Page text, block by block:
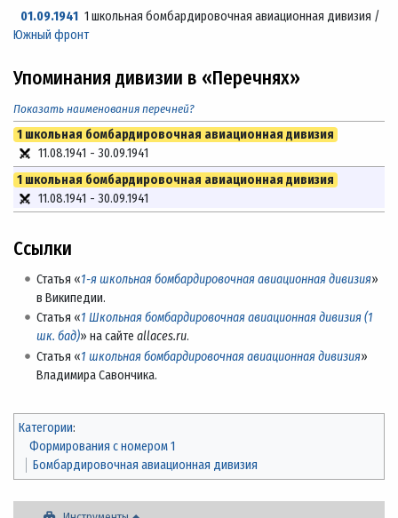
01.09.19411 школьная бомбардировочная авиационная дивизия /
Южный фронт
Упоминания дивизии в «Перечнях»
Показать наименования перечней?
1 школьная бомбардировочная авиационная дивизия
11.08.1941 - 30.09.1941
1 школьная бомбардировочная авиационная дивизия
11.08.1941 - 30.09.1941
Ссылки
Статья «1-я школьная бомбардировочная авиационная дивизия»
в Википедии.
Статья «1 Школьная бомбардировочная авиационная дивизия (1
шк. бад)» на сайте allaces.ru.
Статья «1 школьная бомбардировочная авиационная дивизия»
Владимира Савончика.
Категории:
Формирования с номером 1
Бомбардировочная авиационная дивизия